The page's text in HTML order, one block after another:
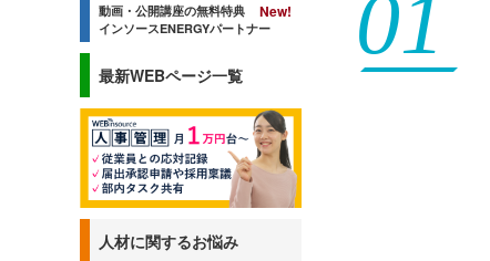
動画・公開講座の無料特典
インソースENERGYパートナー
最新WEBページ一覧
人材に関するお悩み